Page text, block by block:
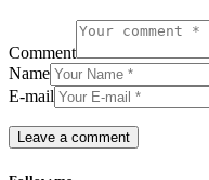
Comment
Name
E-mail